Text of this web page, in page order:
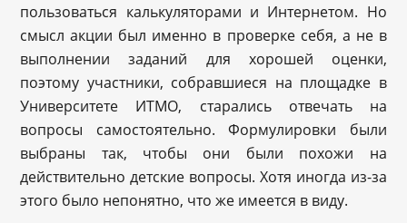
пользоваться калькуляторами и Интернетом. Но
смысл акции был именно в проверке себя, а не в
выполнении заданий для хорошей оценки,
поэтому участники, собравшиеся на площадке в
Университете ИТМО, старались отвечать на
вопросы самостоятельно. Формулировки были
выбраны так, чтобы они были похожи на
действительно детские вопросы. Хотя иногда из-за
этого было непонятно, что же имеется в виду.